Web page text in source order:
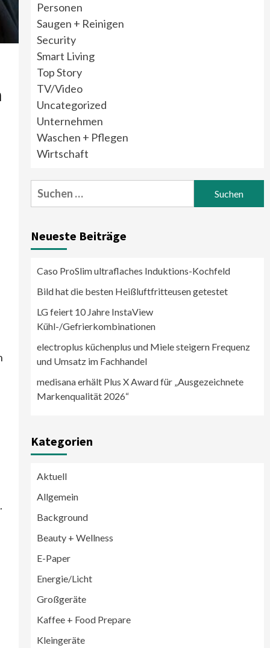
Personen
Saugen + Reinigen
Security
Smart Living
Top Story
TV/Video
Uncategorized
Unternehmen
Waschen + Pflegen
Wirtschaft
Suchen
nach:
Neueste Beiträge
Caso ProSlim ultraflaches Induktions-Kochfeld
Bild hat die besten Heißluftfritteusen getestet
LG feiert 10 Jahre InstaView
Kühl-/Gefrierkombinationen
electroplus küchenplus und Miele steigern Frequenz
und Umsatz im Fachhandel
medisana erhält Plus X Award für „Ausgezeichnete
Markenqualität 2026“
Kategorien
Aktuell
Allgemein
Background
Beauty + Wellness
E-Paper
Energie/Licht
Großgeräte
Kaffee + Food Prepare
Kleingeräte
LG feiert 10 Jahre InstaView